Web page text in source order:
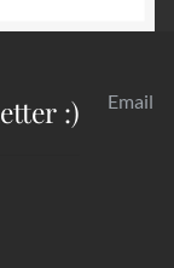
:) Email